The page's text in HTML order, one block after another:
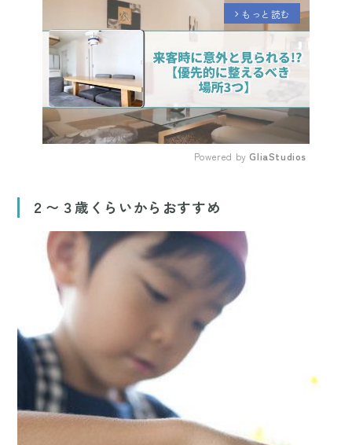
arrow_forward_ios もっと読む
Powered by GliaStudios
２〜３歳くらいからおすすめ